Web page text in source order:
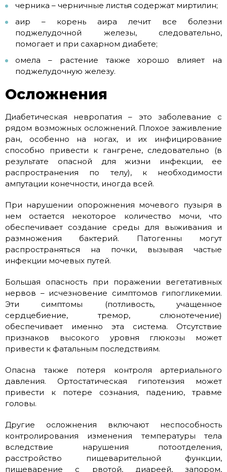
черника – черничные листья содержат миртилин;
аир – корень аира лечит все болезни
поджелудочной железы, следовательно,
помогает и при сахарном диабете;
омела – растение также хорошо влияет на
поджелудочную железу.
Осложнения
Диабетическая невропатия – это заболевание с
рядом возможных осложнений. Плохое заживление
ран, особенно на ногах, и их инфицирование
способно привести к гангрене, следовательно (в
результате опасной для жизни инфекции, ее
распространения по телу), к необходимости
ампутации конечности, иногда всей.
При нарушении опорожнения мочевого пузыря в
нем остается некоторое количество мочи, что
обеспечивает создание среды для выживания и
размножения бактерий. Патогенны могут
распространяться на почки, вызывая частые
инфекции мочевых путей.
Большая опасность при поражении вегетативных
нервов – исчезновение симптомов гипогликемии.
Эти симптомы (потливость, учащенное
сердцебиение, тремор, слюнотечение)
обеспечивает именно эта ​​система. Отсутствие
признаков высокого уровня глюкозы может
привести к фатальным последствиям.
Опасна также потеря контроля артериального
давления. Ортостатическая гипотензия может
привести к потере сознания, падению, травме
головы.
Другие осложнения включают неспособность
контролирования изменения температуры тела
вследствие нарушения потоотделения,
расстройство пищеварительной функции,
пищеварение с рвотой, диареей, запором,